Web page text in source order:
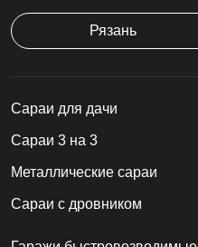
Рязань
Cараи для дачи
Сараи 3 на 3
Металлические сараи
Сараи с дровником